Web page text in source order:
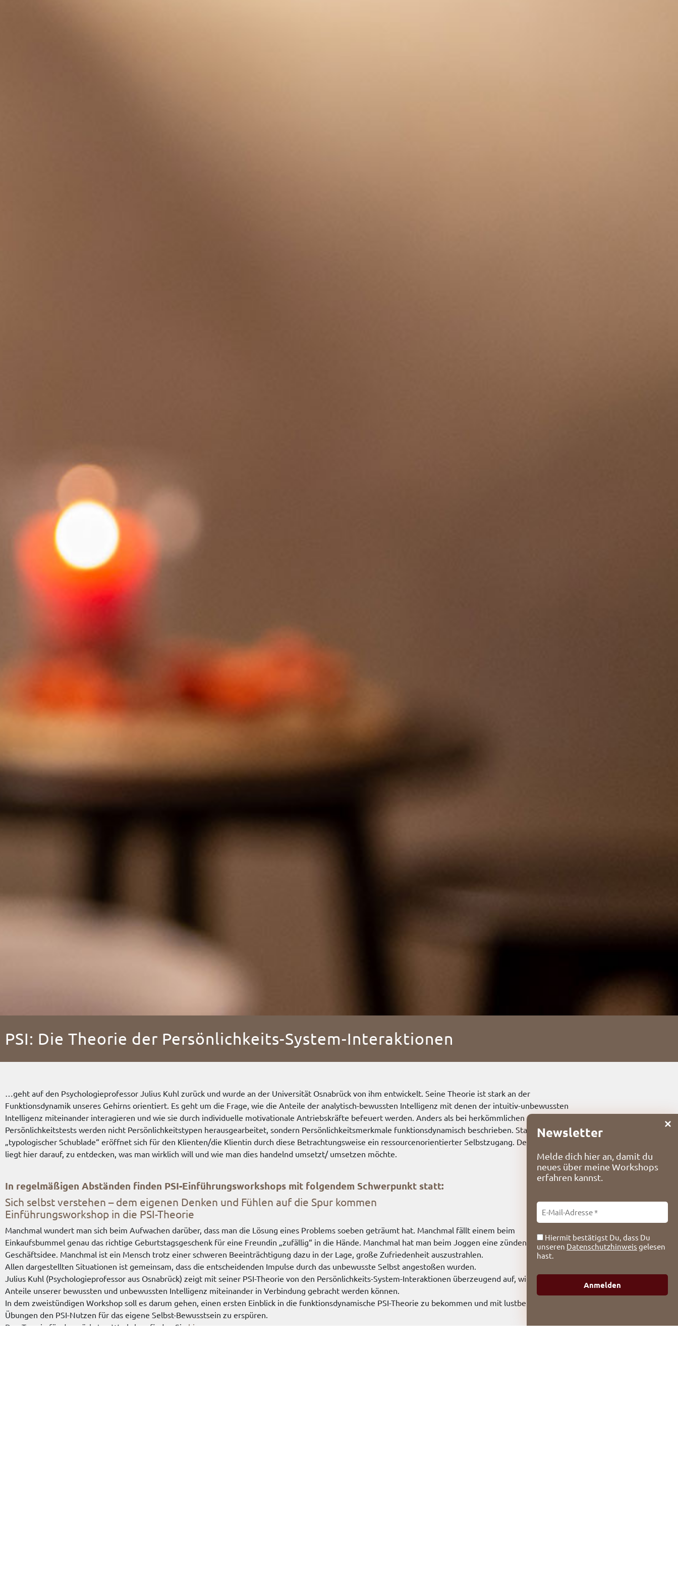
PSI: Die Theorie der Persönlichkeits-System-Interaktionen
…geht auf den Psychologieprofessor Julius Kuhl zurück und wurde an der Universität Osnabrück von ihm entwickelt. Seine Theorie ist stark an der
Funktionsdynamik unseres Gehirns orientiert. Es geht um die Frage, wie die Anteile der analytisch-bewussten Intelligenz mit denen der intuitiv-unbewussten
Intelligenz miteinander interagieren und wie sie durch individuelle motivationale Antriebskräfte befeuert werden. Anders als bei herkömmlichen
Persönlichkeitstests werden nicht Persönlichkeitstypen herausgearbeitet, sondern Persönlichkeitsmerkmale funktionsdynamisch beschrieben. Statt
„typologischer Schublade“ eröffnet sich für den Klienten/die Klientin durch diese Betrachtungsweise ein ressourcenorientierter Selbstzugang. Der Fokus
liegt hier darauf, zu entdecken, was man wirklich will und wie man dies handelnd umsetzt/ umsetzen möchte.
In regelmäßigen Abständen finden PSI-Einführungsworkshops mit folgendem Schwerpunkt statt:
Sich selbst verstehen – dem eigenen Denken und Fühlen auf die Spur kommen
Einführungsworkshop in die PSI-Theorie
Manchmal wundert man sich beim Aufwachen darüber, dass man die Lösung eines Problems soeben geträumt hat. Manchmal fällt einem beim
Einkaufsbummel genau das richtige Geburtstagsgeschenk für eine Freundin „zufällig“ in die Hände. Manchmal hat man beim Joggen eine zündende
Geschäftsidee. Manchmal ist ein Mensch trotz einer schweren Beeinträchtigung dazu in der Lage, große Zufriedenheit auszustrahlen.
Allen dargestellten Situationen ist gemeinsam, dass die entscheidenden Impulse durch das unbewusste Selbst angestoßen wurden.
Julius Kuhl (Psychologieprofessor aus Osnabrück) zeigt mit seiner PSI-Theorie von den Persönlichkeits-System-Interaktionen überzeugend auf, wie die
Anteile unserer bewussten und unbewussten Intelligenz miteinander in Verbindung gebracht werden können.
In dem zweistündigen Workshop soll es darum gehen, einen ersten Einblick in die funktionsdynamische PSI-Theorie zu bekommen und mit lustbetonten
Übungen den PSI-Nutzen für das eigene Selbst-Bewusstsein zu erspüren.
Den Termin für den nächsten Workshop finden Sie hier
Newsletter
Melde dich hier an, damit du
neues über meine Workshops
erfahren kannst.
Hiermit bestätigst Du, dass Du
unseren Datenschutzhinweis gelesen
hast.